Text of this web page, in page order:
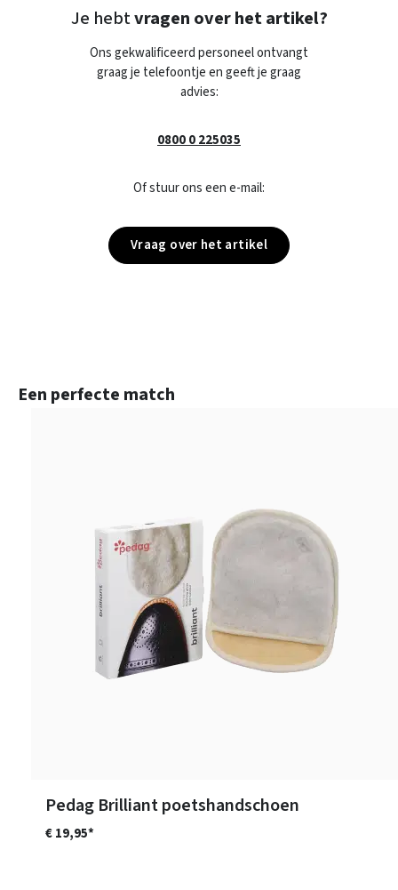
Je hebtvragen over het artikel?
Ons gekwalificeerd personeel ontvangt
graag je telefoontje en geeft je graag
advies:
0800 0 225035
Of stuur ons een e-mail:
Vraag over het artikel
Productgalerij overslaan
Een perfecte match
Pedag Brilliant poetshandschoen
€ 19,95*